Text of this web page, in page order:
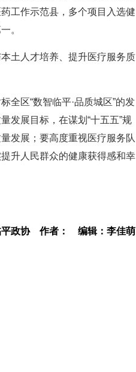
工作示范县，多个项目入选健
。
土人才培养、提升医疗服务质
全区“数智临平·品质城区”的发
发展目标，在谋划“十五五”规
发展；要高度重视医疗服务队
升人民群众的健康获得感和幸
平政协 作者： 编辑：李佳萌